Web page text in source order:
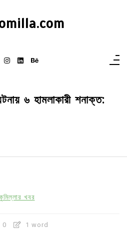
৬ হামলাকারী শনাক্ত:
খবর
0 1 word